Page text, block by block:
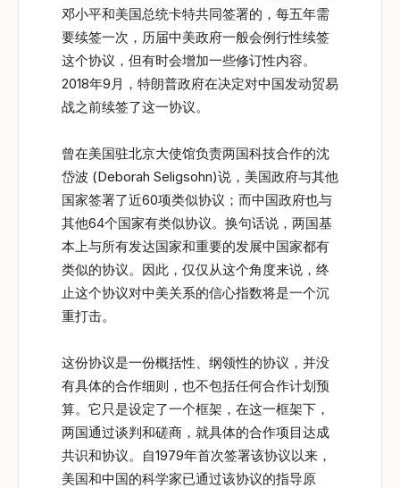
邓小平和美国总统卡特共同签署的，每五年需
要续签一次，历届中美政府一般会例行性续签
这个协议，但有时会增加一些修订性内容。
2018年9月，特朗普政府在决定对中国发动贸易
战之前续签了这一协议。
曾在美国驻北京大使馆负责两国科技合作的沈
岱波 (Deborah Seligsohn)说，美国政府与其他
国家签署了近60项类似协议；而中国政府也与
其他64个国家有类似协议。换句话说，两国基
本上与所有发达国家和重要的发展中国家都有
类似的协议。因此，仅仅从这个角度来说，终
止这个协议对中美关系的信心指数将是一个沉
重打击。
这份协议是一份概括性、纲领性的协议，并没
有具体的合作细则，也不包括任何合作计划预
算。它只是设定了一个框架，在这一框架下，
两国通过谈判和磋商，就具体的合作项目达成
共识和协议。自1979年首次签署该协议以来，
美国和中国的科学家已通过该协议的指导原